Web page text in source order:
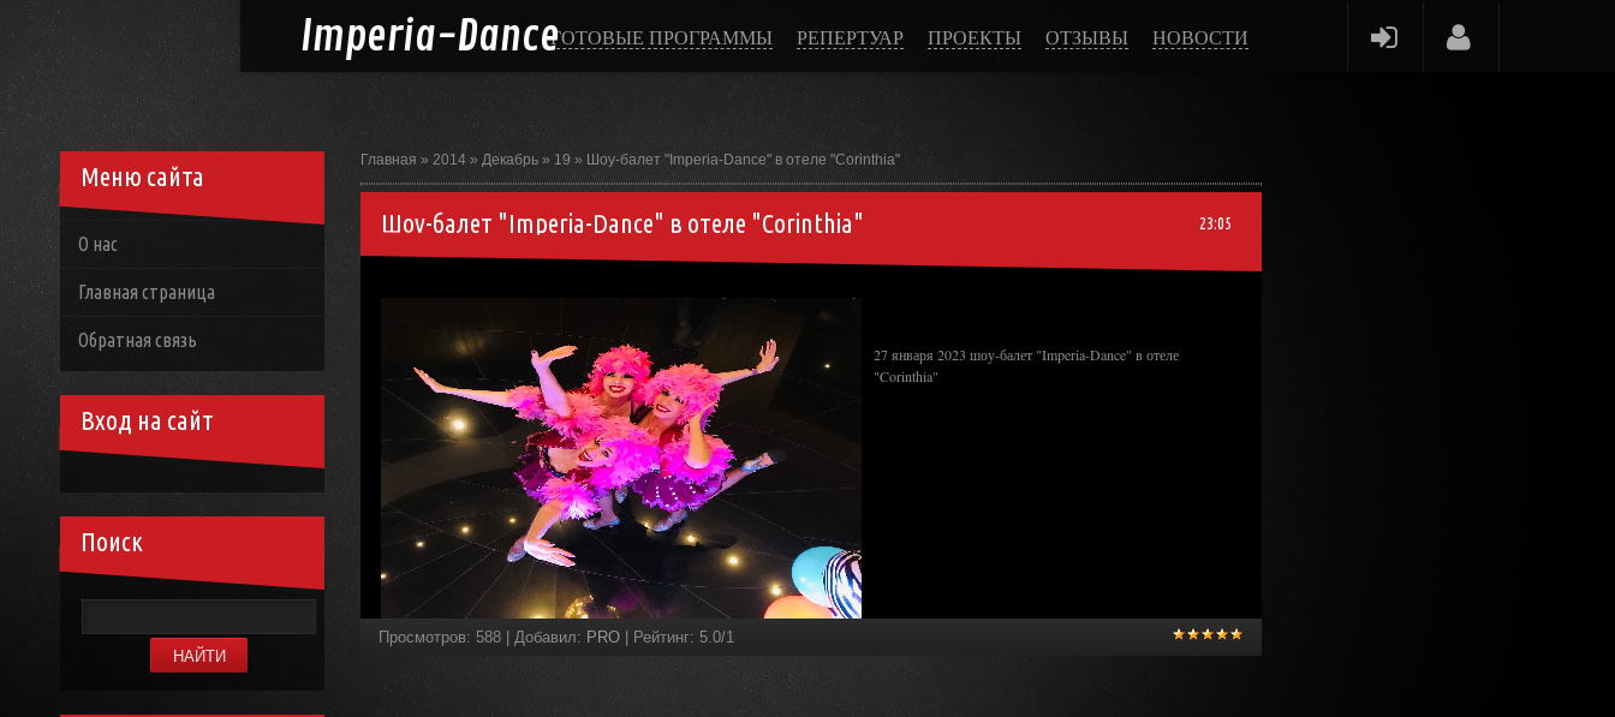
Imperia-DanceГОТОВЫЕ ПРОГРАММЫ РЕПЕРТУАР ПРОЕКТЫ ОТЗЫВЫ НОВОСТИ
Главная » 2014 » Декабрь » 19 » Шоу-балет "Imperia-Dance" в отеле "Corinthia"
23:05
Шоу-балет "Imperia-Dance" в отеле "Corinthia"
27 января 2023 шоу-балет "Imperia-Dance" в отеле
"Corinthia"
Просмотров: 588 Добавил: PRO Рейтинг: 5.0/1
Меню сайта
О нас
Главная страница
Обратная связь
Вход на сайт
Поиск